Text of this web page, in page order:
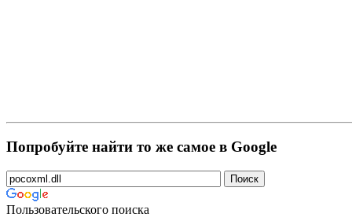
Попробуйте найти то же самое в Google
Пользовательского поиска